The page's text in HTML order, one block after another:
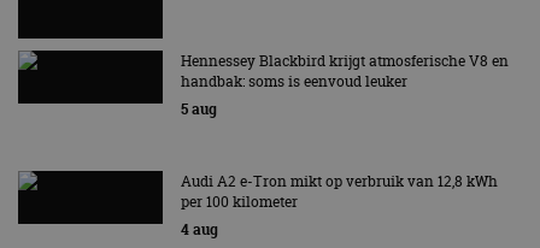
Hennessey Blackbird krijgt atmosferische V8 en
handbak: soms is eenvoud leuker
5 aug
Audi A2 e-Tron mikt op verbruik van 12,8 kWh
per 100 kilometer
4 aug